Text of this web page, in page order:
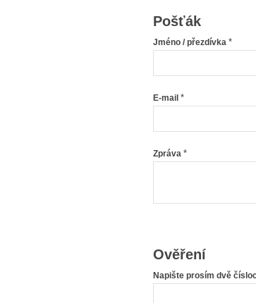
Pošťák
Jméno / přezdívka *
E-mail *
Zpráva *
Ověření
Napište prosím dvě